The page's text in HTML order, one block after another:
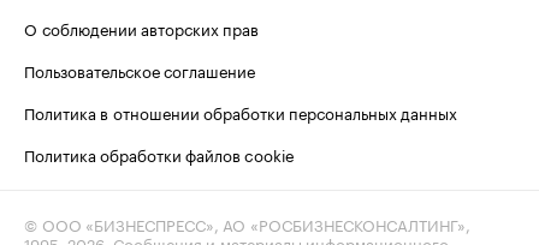
О соблюдении авторских прав
Пользовательское соглашение
Политика в отношении обработки персональных данных
Политика обработки файлов cookie
© ООО «БИЗНЕСПРЕСС», АО «РОСБИЗНЕСКОНСАЛТИНГ»,